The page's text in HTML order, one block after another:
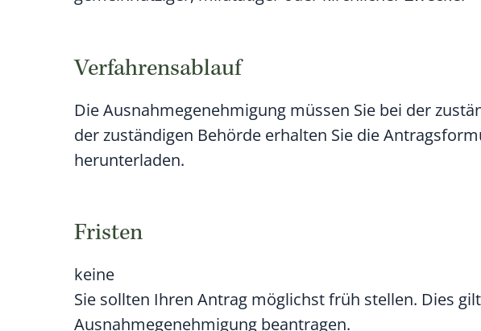
Verfahrensablauf
Die Ausnahmegenehmigung müssen Sie bei der
der zuständigen Behörde erhalten Sie die
herunterladen.
Fristen
keine
Sie sollten Ihren Antrag möglichst früh stellen. Dies
Ausnahmegenehmigung beantragen.